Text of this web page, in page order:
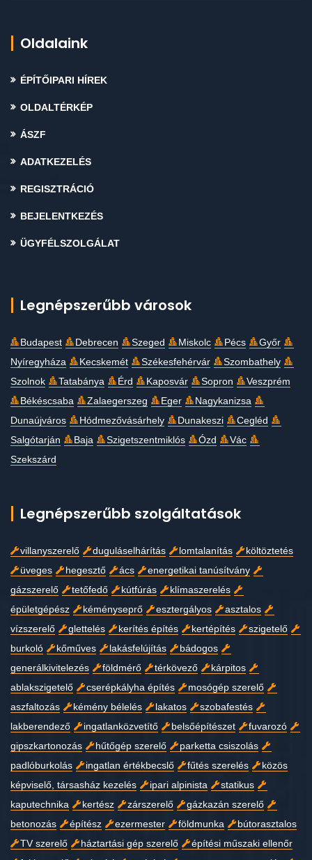
Oldalaink
ÉPÍTŐIPARI HÍREK
OLDALTÉRKÉP
ÁSZF
ADATKEZELÉS
REGISZTRÁCIÓ
BEJELENTKEZÉS
ÜGYFÉLSZOLGÁLAT
Legnépszerűbb városok
Budapest Debrecen Szeged Miskolc Pécs
Győr
Nyíregyháza
Kecskemét Székesfehérvár
Szombathely
Szolnok
Tatabánya Érd Kaposvár Sopron
Veszprém
Békéscsaba
Zalaegerszeg Eger
Nagykanizsa
Dunaújváros
Hódmezővásárhely Dunakeszi
Cegléd
Salgótarján
Baja Szigetszentmiklós Ózd
Vác
Szekszárd
Legnépszerűbb szolgáltatások
villanyszerelő duguláselhárítás lomtalanítás
költöztetés
üveges
hegesztő ács
energetikai tanúsítvány
gázszerelő
tetőfedő kútfúrás
klímaszerelés
épületgépész
kéményseprő esztergályos
asztalos
vízszerelő
glettelés kerítés építés kertépítés
szigetelő
burkoló
kőműves lakásfelújítás
bádogos
generálkivitelezés
földmérő térkövező
kárpitos
ablakszigetelő
cserépkályha építés
mosógép szerelő
aszfaltozás
kémény bélelés lakatos
szobafestés
lakberendező
ingatlanközvetítő belsőépítészet
fuvarozó
gipszkartonozás
hűtőgép szerelő
parketta csiszolás
padlóburkolás
ingatlan értékbecslő fűtés szerelés
közös
képviselő, társasház kezelés
ipari alpinista
statikus
kaputechnika
kertész zárszerelő
gázkazán szerelő
betonozás
építész ezermester földmunka
bútorasztalos
TV szerelő
háztartási gép szerelő
építési műszaki ellenőr